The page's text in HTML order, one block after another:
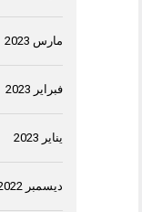
مارس 2023
فبراير 2023
يناير 2023
ديسمبر 2022